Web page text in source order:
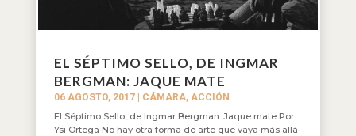
EL SÉPTIMO SELLO, DE INGMAR
BERGMAN: JAQUE MATE
06 AGOSTO, 2017| CÁMARA, ACCIÓN
El Séptimo Sello, de Ingmar Bergman: Jaque mate Por
Ysi Ortega No hay otra forma de arte que vaya más allá